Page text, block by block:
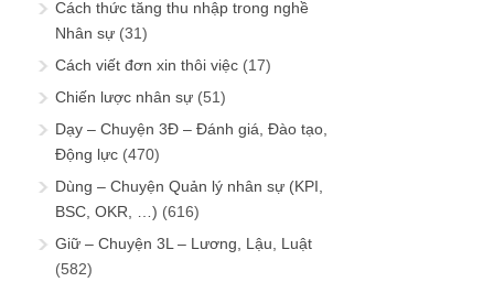
Cách thức tăng thu nhập trong nghề
Nhân sự (31)
Cách viết đơn xin thôi việc (17)
Chiến lược nhân sự (51)
Dạy – Chuyện 3Đ – Đánh giá, Đào tạo,
Động lực (470)
Dùng – Chuyện Quản lý nhân sự (KPI,
BSC, OKR, …) (616)
Giữ – Chuyện 3L – Lương, Lậu, Luật
(582)